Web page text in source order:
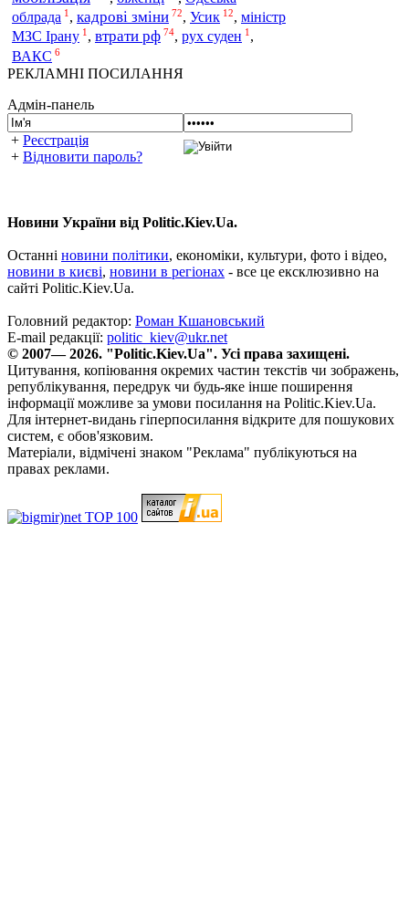
облрада 1 , кадрові зміни 72, Усик 12, міністр
МЗС Ірану 1 , втрати рф 74, рух суден 1 ,
ВАКС 6
РЕКЛАМНІ ПОСИЛАННЯ
Адмін-панель
+ Реєстрація
+ Відновити пароль?
Новини України від Politic.Kiev.Ua.
Останні новини політики, економіки, культури, фото і відео,
новини в києві, новини в регіонах - все це ексклюзивно на
сайті Politic.Kiev.Ua.
Головний редактор: Роман Кшановський
E-mail редакції: politic_kiev@ukr.net
© 2007— 2026. "Politic.Kiev.Ua". Усі права захищені.
Цитування, копіювання окремих частин текстів чи зображень,
републікування, передрук чи будь-яке інше поширення
інформації можливе за умови посилання на Politic.Kiev.Ua.
Для інтернет-видань гіперпосилання відкрите для пошукових
систем, є обов'язковим.
Матеріали, відмічені знаком "Реклама" публікуються на
правах реклами.